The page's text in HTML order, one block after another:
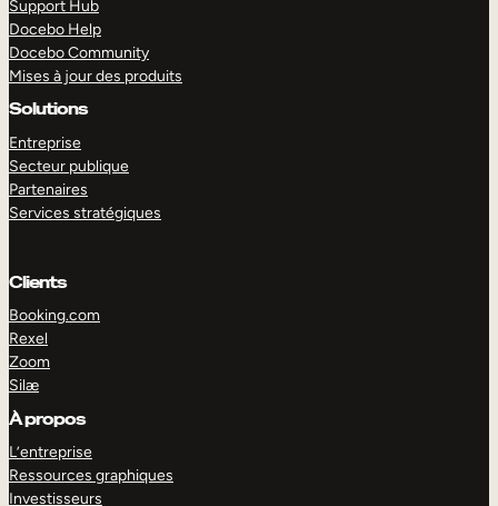
Support Hub
Docebo Help
Docebo Community
Mises à jour des produits
Solutions
Entreprise
Secteur publique
Partenaires
Services stratégiques
Clients
Booking.com
Rexel
Zoom
Silæ
À propos
L’entreprise
Ressources graphiques
Investisseurs